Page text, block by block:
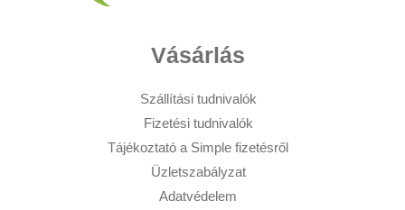
Vásárlás
Szállítási tudnivalók
Fizetési tudnivalók
Tájékoztató a Simple fizetésről
Üzletszabályzat
Adatvédelem